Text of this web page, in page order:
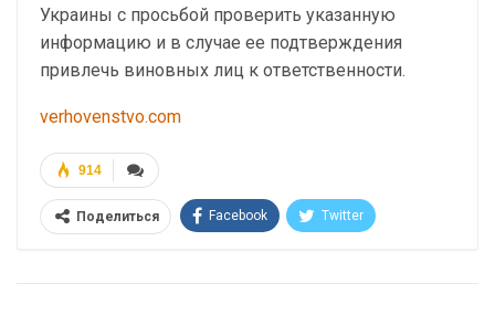
Украины с просьбой проверить указанную
информацию и в случае ее подтверждения
привлечь виновных лиц к ответственности.
verhovenstvo.com
914
Поделиться Facebook Twitter